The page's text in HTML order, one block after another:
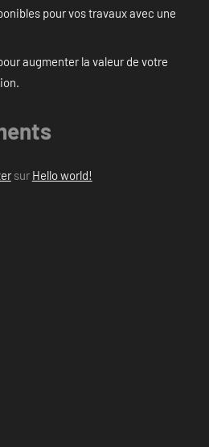
pour vos travaux avec une
augmenter la valeur de votre
sur Hello world!